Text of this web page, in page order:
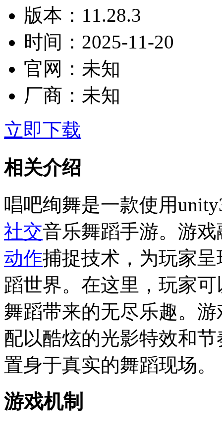
版本： 11.28.3
时间： 2025-11-20
官网： 未知
厂商： 未知
立即下载
相关介绍
唱吧绚舞是一款使用
社交音乐舞蹈手游。游
动作捕捉技术，为玩家
蹈世界。在这里，玩家
舞蹈带来的无尽乐趣。游
配以酷炫的光影特效和
置身于真实的舞蹈现场。
游戏机制